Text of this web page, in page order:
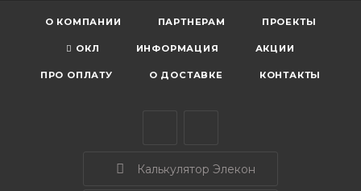
О КОМПАНИИ ПАРТНЕРАМ ПРОЕКТЫ
ОКЛ ИНФОРМАЦИЯ АКЦИИ
ПРО ОПЛАТУ О ДОСТАВКЕ КОНТАКТЫ
Калькулятор Элекон